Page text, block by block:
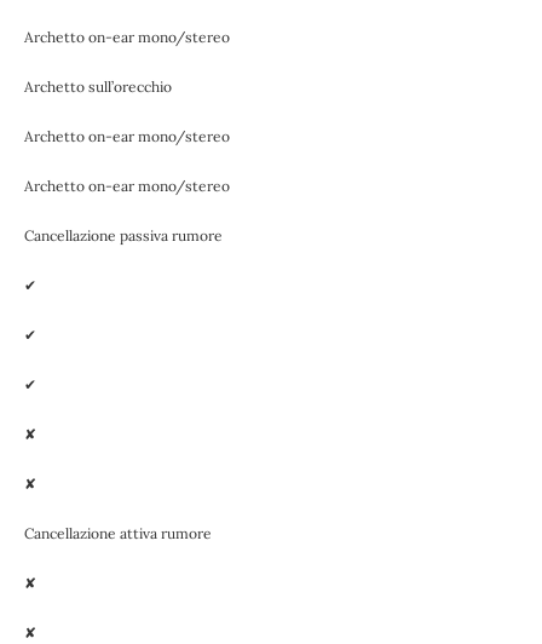
Archetto on-ear mono/stereo
Archetto sull’orecchio
Archetto on-ear mono/stereo
Archetto on-ear mono/stereo
Cancellazione passiva rumore
✔
✔
✔
✘
✘
Cancellazione attiva rumore
✘
✘